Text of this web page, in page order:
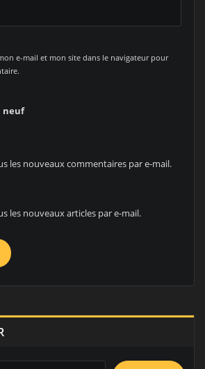
e-mail et mon site dans le navigateur pour
neuf
les nouveaux commentaires par e-mail.
les nouveaux articles par e-mail.